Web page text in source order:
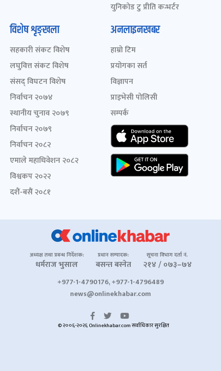
युनिकोड टु प्रीति कन्भर्टर
विशेष शृङ्खला
सहकारी संकट विशेष
लघुवित्त संकट विशेष
संसद् विघटन विशेष
निर्वाचन २०७४
स्थानीय चुनाव २०७९
निर्वाचन २०७९
निर्वाचन २०८२
एमाले महाधिवेशन २०८२
विश्वकप २०२२
दशैं-बसैं २०८१
अनलाइनखबर
हाम्रो टिम
प्रयोगका सर्त
विज्ञापन
प्राइभेसी पोलिसी
सम्पर्क
अध्यक्ष तथा प्रबन्ध निर्देशक:
धर्मराज भुसाल
प्रधान सम्पादक:
बसन्त बस्नेत
सूचना विभाग दर्ता नं.
२१४ / ०७३–७४
+977-1-4790176, +977-1-4796489
news@onlinekhabar.com
© २००६-२०२६ Onlinekhabar.com सर्वाधिकार सुरक्षित